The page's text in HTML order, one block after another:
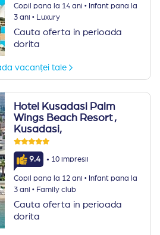
Copil pana la 14 ani ·Infant pana la
3 ani ·Luxury
Cauta oferta in perioada
dorita
vacanței tale
Hotel Kusadasi Palm
Wings Beach Resort ,
Kusadasi,
9.4 · 10 impresii
Copil pana la 12 ani ·Infant pana la
3 ani ·Family club
Cauta oferta in perioada
dorita